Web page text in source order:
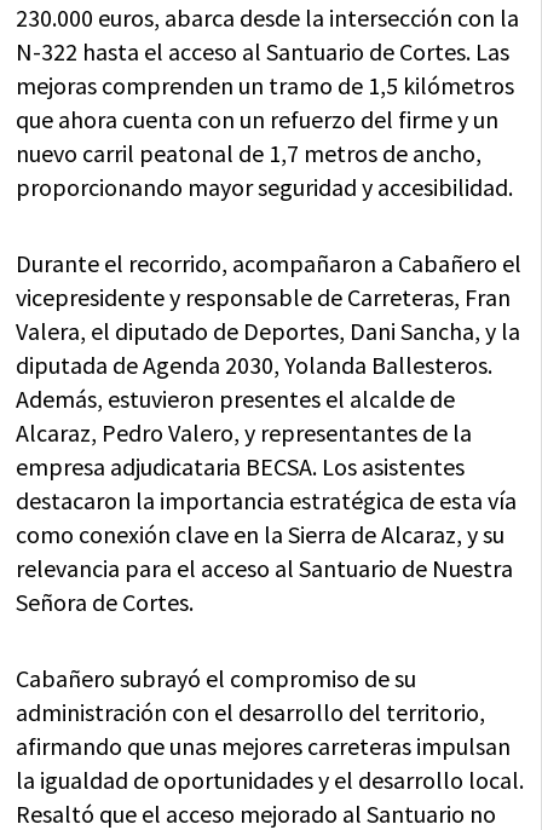
230.000 euros, abarca desde la intersección con la
N-322 hasta el acceso al Santuario de Cortes. Las
mejoras comprenden un tramo de 1,5 kilómetros
que ahora cuenta con un refuerzo del firme y un
nuevo carril peatonal de 1,7 metros de ancho,
proporcionando mayor seguridad y accesibilidad.
Durante el recorrido, acompañaron a Cabañero el
vicepresidente y responsable de Carreteras, Fran
Valera, el diputado de Deportes, Dani Sancha, y la
diputada de Agenda 2030, Yolanda Ballesteros.
Además, estuvieron presentes el alcalde de
Alcaraz, Pedro Valero, y representantes de la
empresa adjudicataria BECSA. Los asistentes
destacaron la importancia estratégica de esta vía
como conexión clave en la Sierra de Alcaraz, y su
relevancia para el acceso al Santuario de Nuestra
Señora de Cortes.
Cabañero subrayó el compromiso de su
administración con el desarrollo del territorio,
afirmando que unas mejores carreteras impulsan
la igualdad de oportunidades y el desarrollo local.
Resaltó que el acceso mejorado al Santuario no